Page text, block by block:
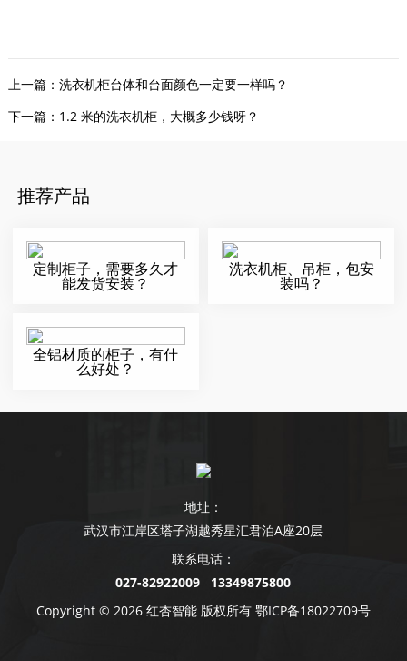
上一篇： 洗衣机柜台体和台面颜色一定要一样吗？
下一篇： 1.2 米的洗衣机柜，大概多少钱呀？
推荐产品
定制柜子，需要多久才
能发货安装？
洗衣机柜、吊柜，包安
装吗？
全铝材质的柜子，有什
么好处？
地址：
武汉市江岸区塔子湖越秀星汇君泊A座20层
联系电话：
027-82922009 13349875800
Copyright © 2026 红杏智能 版权所有 鄂ICP备18022709号